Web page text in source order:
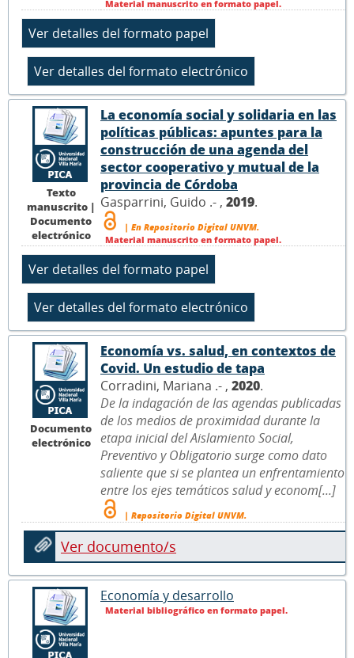
Material manuscrito en formato papel.
Texto
manuscrito |
Documento
electrónico
La economía social y solidaria en las
políticas públicas: apuntes para la
construcción de una agenda del
sector cooperativo y mutual de la
provincia de Córdoba
Gasparrini, Guido .- , 2019.
| En Repositorio Digital UNVM.
Material manuscrito en formato papel.
Documento
electrónico
Economía vs. salud, en contextos de
Covid. Un estudio de tapa
Corradini, Mariana .- , 2020.
De la indagación de las agendas publicadas
de los medios de proximidad durante la
etapa inicial del Aislamiento Social,
Preventivo y Obligatorio surge como dato
saliente que si se plantea un enfrentamiento
entre los ejes temáticos salud y econom[...]
| Repositorio Digital UNVM.
Ver documento/s
Economía y desarrollo
Material bibliográfico en formato papel.